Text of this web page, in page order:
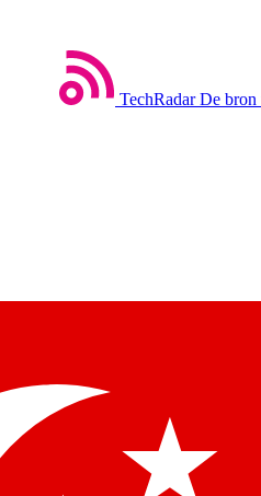
TechRadar De bron